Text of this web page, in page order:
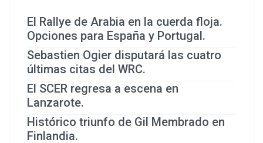
El Rallye de Arabia en la cuerda floja.
Opciones para España y Portugal.
Sebastien Ogier disputará las cuatro
últimas citas del WRC.
El SCER regresa a escena en
Lanzarote.
Histórico triunfo de Gil Membrado en
Finlandia.